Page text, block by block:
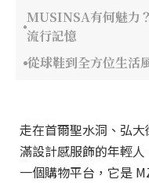
MUSINSA有何魅力
流行記憶
從球鞋到全方位生活
走在首爾聖水洞、弘
滿設計感服飾的年輕
一個購物平台，它是